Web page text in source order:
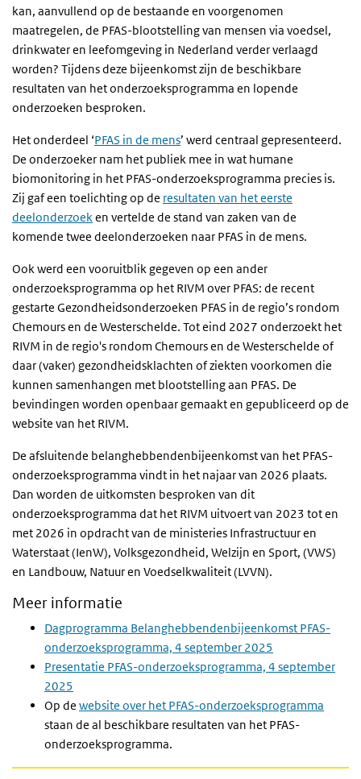
kan, aanvullend op de bestaande en voorgenomen
maatregelen, de PFAS-blootstelling van mensen via voedsel,
drinkwater en leefomgeving in Nederland verder verlaagd
worden? Tijdens deze bijeenkomst zijn de beschikbare
resultaten van het onderzoeksprogramma en lopende
onderzoeken besproken.
Het onderdeel ‘PFAS in de mens’ werd centraal gepresenteerd.
De onderzoeker nam het publiek mee in wat humane
biomonitoring in het PFAS-onderzoeksprogramma precies is.
Zij gaf een toelichting op de resultaten van het eerste
deelonderzoeken vertelde de stand van zaken van de
komende twee deelonderzoeken naar PFAS in de mens.
Ook werd een vooruitblik gegeven op een ander
onderzoeksprogramma op het RIVM over PFAS: de recent
gestarte Gezondheidsonderzoeken PFAS in de regio’s rondom
Chemours en de Westerschelde. Tot eind 2027 onderzoekt het
RIVM in de regio's rondom Chemours en de Westerschelde of
daar (vaker) gezondheidsklachten of ziekten voorkomen die
kunnen samenhangen met blootstelling aan PFAS. De
bevindingen worden openbaar gemaakt en gepubliceerd op de
website van het RIVM.
De afsluitende belanghebbendenbijeenkomst van het PFAS-
onderzoeksprogramma vindt in het najaar van 2026 plaats.
Dan worden de uitkomsten besproken van dit
onderzoeksprogramma dat het RIVM uitvoert van 2023 tot en
met 2026 in opdracht van de ministeries Infrastructuur en
Waterstaat (IenW), Volksgezondheid, Welzijn en Sport, (VWS)
en Landbouw, Natuur en Voedselkwaliteit (LVVN).
Meer informatie
Dagprogramma Belanghebbendenbijeenkomst PFAS-
onderzoeksprogramma, 4 september 2025
Presentatie PFAS-onderzoeksprogramma, 4 september
2025
Op de website over het PFAS-onderzoeksprogramma
staan de al beschikbare resultaten van het PFAS-
onderzoeksprogramma.